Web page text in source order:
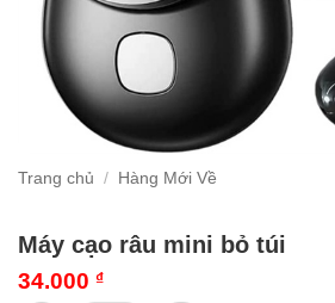
Trang chủ / Hàng Mới Về
Máy cạo râu mini bỏ túi
34.000 ₫